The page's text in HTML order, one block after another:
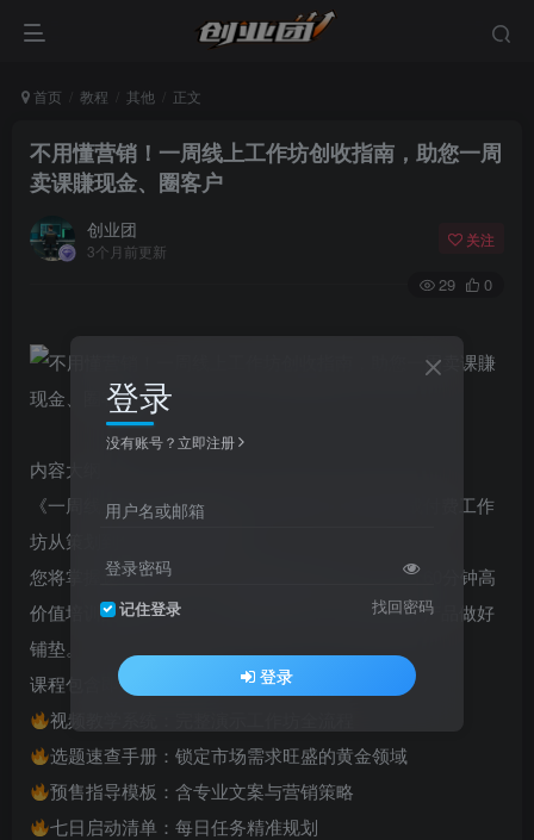
首页 教程 其他 正文
不用懂营销！一周线上工作坊创收指南，助您一周
卖课賺现金、圈客户
创业团
3个月前更新
关注
29 0
内容大纲：
《一周线上工作坊创收指南》助您用七天时间完成付费工作
坊从策划到售卖的完整流程。
您将掌握选择热门主题、快速构建等待名单、设计60分钟高
价值培训的核心技巧，吸引潜在客户并为后续高价产品做好
铺垫。
课程包含即用型工具包：
视频教学系统：完整演示工作坊全流程
选题速查手册：锁定市场需求旺盛的黄金领域
预售指导模板：含专业文案与营销策略
七日启动清单：每日任务精准规划
登录
没有账号？立即注册
用户名或邮箱
登录密码
记住登录 找回密码
登录